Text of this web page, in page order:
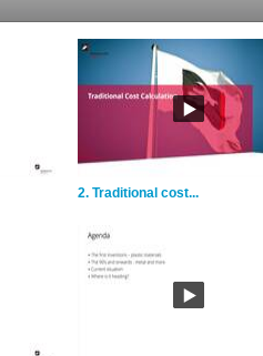
2. Traditional cost...